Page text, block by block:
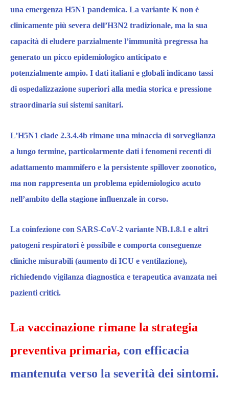
una emergenza H5N1 pandemica. La variante K non è
clinicamente più severa dell’H3N2 tradizionale, ma la sua
capacità di eludere parzialmente l’immunità pregressa ha
generato un picco epidemiologico anticipato e
potenzialmente ampio. I dati italiani e globali indicano tassi
di ospedalizzazione superiori alla media storica e pressione
straordinaria sui sistemi sanitari.
L’H5N1 clade 2.3.4.4b rimane una minaccia di sorveglianza
a lungo termine, particolarmente dati i fenomeni recenti di
adattamento mammifero e la persistente spillover zoonotico,
ma non rappresenta un problema epidemiologico acuto
nell’ambito della stagione influenzale in corso.
La coinfezione con SARS-CoV-2 variante NB.1.8.1 e altri
patogeni respiratori è possibile e comporta conseguenze
cliniche misurabili (aumento di ICU e ventilazione),
richiedendo vigilanza diagnostica e terapeutica avanzata nei
pazienti critici.
La vaccinazione rimane la strategia
preventiva primaria, con efficacia
mantenuta verso la severità dei sintomi.